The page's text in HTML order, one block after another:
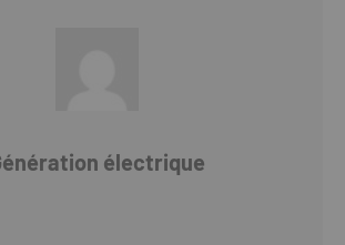
électrique